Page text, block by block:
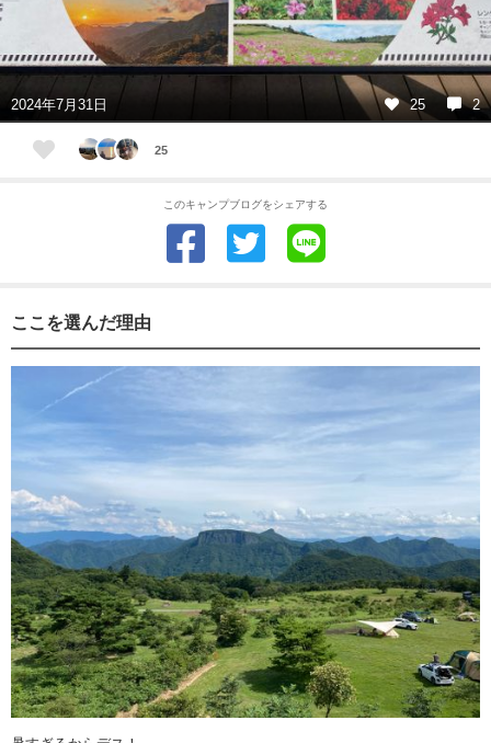
2024年7月31日 25 2
25
このキャンプブログをシェアする
ここを選んだ理由